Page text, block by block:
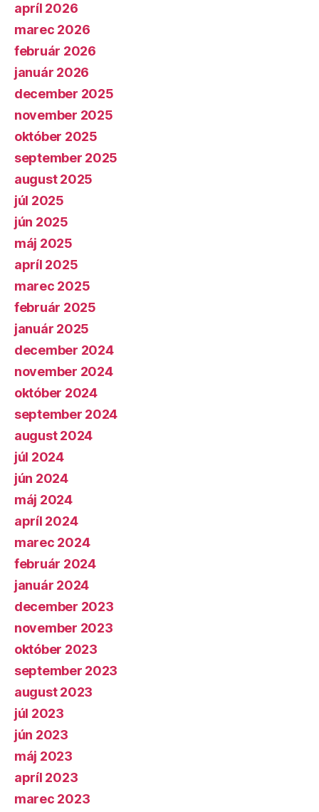
apríl 2026
marec 2026
február 2026
január 2026
december 2025
november 2025
október 2025
september 2025
august 2025
júl 2025
jún 2025
máj 2025
apríl 2025
marec 2025
február 2025
január 2025
december 2024
november 2024
október 2024
september 2024
august 2024
júl 2024
jún 2024
máj 2024
apríl 2024
marec 2024
február 2024
január 2024
december 2023
november 2023
október 2023
september 2023
august 2023
júl 2023
jún 2023
máj 2023
apríl 2023
marec 2023